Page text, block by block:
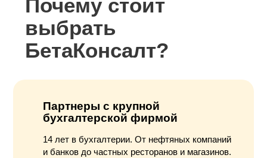
Почему стоит
выбрать
БетаКонсалт?
Партнеры с крупной
бухгалтерской фирмой
14 лет в бухгалтерии. От нефтяных компаний
и банков до частных ресторанов и магазинов.